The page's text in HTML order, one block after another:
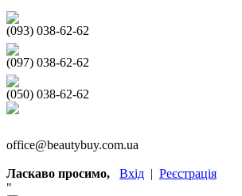
(093) 038-62-62
(097) 038-62-62
(050) 038-62-62
office@beautybuy.com.ua
Ласкаво просимо, Вхід | Реєстрація
"